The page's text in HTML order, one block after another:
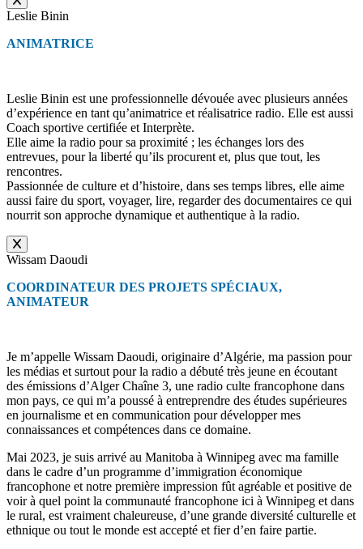
Leslie Binin
ANIMATRICE
Leslie Binin est une professionnelle dévouée avec plusieurs années
d’expérience en tant qu’animatrice et réalisatrice radio. Elle est aussi
Coach sportive certifiée et Interprète.
Elle aime la radio pour sa proximité ; les échanges lors des
entrevues, pour la liberté qu’ils procurent et, plus que tout, les
rencontres.
Passionnée de culture et d’histoire, dans ses temps libres, elle aime
aussi faire du sport, voyager, lire, regarder des documentaires ce qui
nourrit son approche dynamique et authentique à la radio.
Wissam Daoudi
COORDINATEUR DES PROJETS SPÉCIAUX,
ANIMATEUR
Je m’appelle Wissam Daoudi, originaire d’Algérie, ma passion pour
les médias et surtout pour la radio a débuté très jeune en écoutant
des émissions d’Alger Chaîne 3, une radio culte francophone dans
mon pays, ce qui m’a poussé à entreprendre des études supérieures
en journalisme et en communication pour développer mes
connaissances et compétences dans ce domaine.
Mai 2023, je suis arrivé au Manitoba à Winnipeg avec ma famille
dans le cadre d’un programme d’immigration économique
francophone et notre première impression fût agréable et positive de
voir à quel point la communauté francophone ici à Winnipeg et dans
le rural, est vraiment chaleureuse, d’une grande diversité culturelle et
ethnique ou tout le monde est accepté et fier d’en faire partie.